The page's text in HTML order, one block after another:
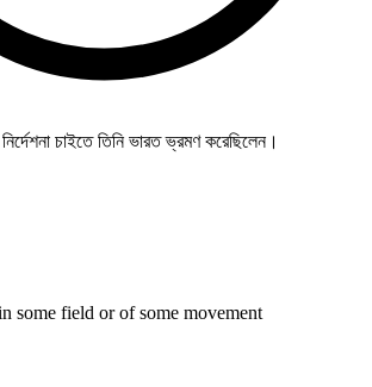
চাইতে তিনি ভারত ভ্রমণ করেছিলেন।
some field or of some movement